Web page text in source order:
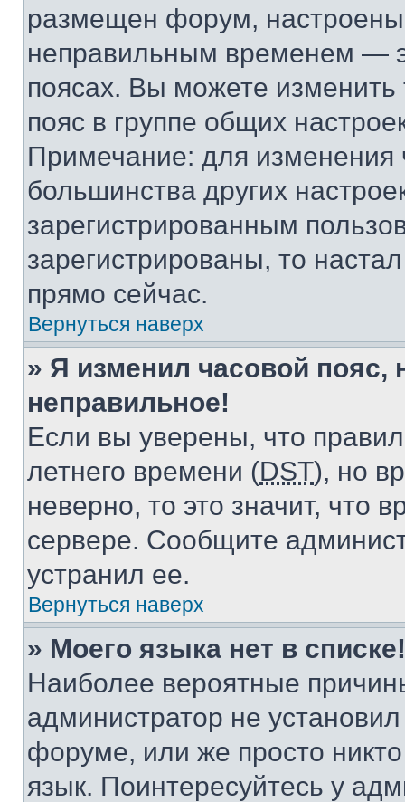
размещен форум, настроены
неправильным временем —
поясах. Вы можете изменить
пояс в группе общих
Примечание: для изменения
большинства других
зарегистрированным
зарегистрированы, то
прямо сейчас.
Вернуться наверх
» Я изменил часовой пояс,
неправильное!
Если вы уверены, что
летнего времени (DST), но
неверно, то это значит, что
сервере. Сообщите
устранил ее.
Вернуться наверх
» Моего языка нет в списке!
Наиболее вероятные
администратор не
форуме, или же просто
язык. Поинтересуйтесь у